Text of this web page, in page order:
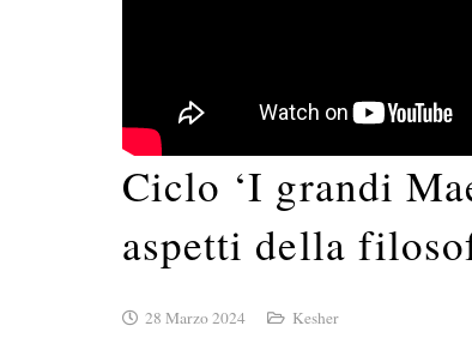
Ciclo ‘I grandi
aspetti della
28 Marzo 2024 Kesher